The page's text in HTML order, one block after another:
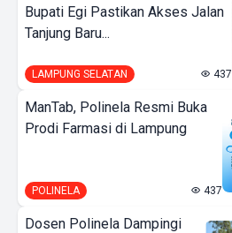
Bupati Egi Pastikan Akses Jalan
Tanjung Baru...
LAMPUNG SELATAN 437
ManTab, Polinela Resmi Buka
Prodi Farmasi di Lampung
POLINELA 437
Dosen Polinela Dampingi